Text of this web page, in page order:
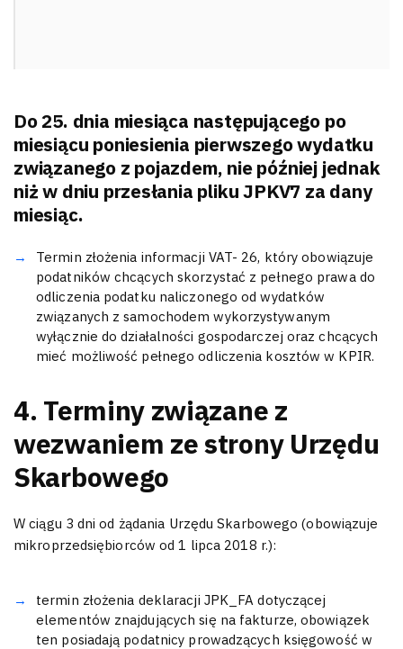
Do 25. dnia miesiąca następującego po
miesiącu poniesienia pierwszego wydatku
związanego z pojazdem, nie później jednak
niż w dniu przesłania pliku JPKV7 za dany
miesiąc.
Termin złożenia informacji VAT- 26, który obowiązuje
podatników chcących skorzystać z pełnego prawa do
odliczenia podatku naliczonego od wydatków
związanych z samochodem wykorzystywanym
wyłącznie do działalności gospodarczej oraz chcących
mieć możliwość pełnego odliczenia kosztów w KPIR.
4. Terminy związane z
wezwaniem ze strony Urzędu
Skarbowego
W ciągu 3 dni od żądania Urzędu Skarbowego (obowiązuje
mikroprzedsiębiorców od 1 lipca 2018 r.):
termin złożenia deklaracji JPK_FA dotyczącej
elementów znajdujących się na fakturze, obowiązek
ten posiadają podatnicy prowadzących księgowość w